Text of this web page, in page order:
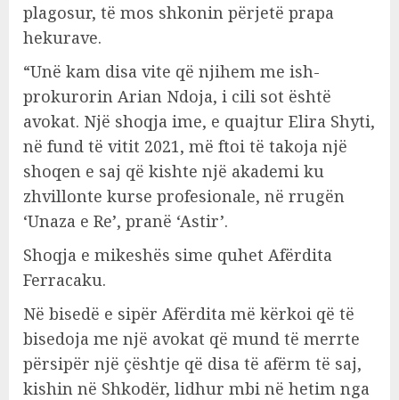
plagosur, të mos shkonin përjetë prapa
hekurave.
“Unë kam disa vite që njihem me ish-
prokurorin Arian Ndoja, i cili sot është
avokat. Një shoqja ime, e quajtur Elira Shyti,
në fund të vitit 2021, më ftoi të takoja një
shoqen e saj që kishte një akademi ku
zhvillonte kurse profesionale, në rrugën
‘Unaza e Re’, pranë ‘Astir’.
Shoqja e mikeshës sime quhet Afërdita
Ferracaku.
Në bisedë e sipër Afërdita më kërkoi që të
bisedoja me një avokat që mund të merrte
përsipër një çështje që disa të afërm të saj,
kishin në Shkodër, lidhur mbi në hetim nga